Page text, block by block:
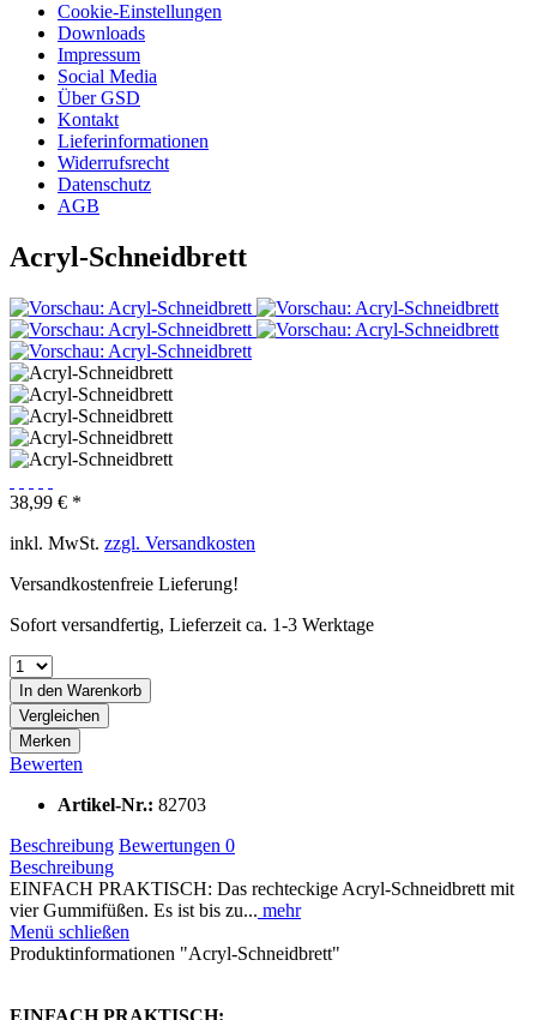
Cookie-Einstellungen
Downloads
Impressum
Social Media
Über GSD
Kontakt
Lieferinformationen
Widerrufsrecht
Datenschutz
AGB
Acryl-Schneidbrett
38,99 € *
inkl. MwSt. zzgl. Versandkosten
Versandkostenfreie Lieferung!
Sofort versandfertig, Lieferzeit ca. 1-3 Werktage
In den Warenkorb
Vergleichen
Merken
Bewerten
Artikel-Nr.: 82703
Beschreibung Bewertungen 0
Beschreibung
EINFACH PRAKTISCH: Das rechteckige Acryl-Schneidbrett mit
vier Gummifüßen. Es ist bis zu... mehr
Menü schließen
Produktinformationen "Acryl-Schneidbrett"
EINFACH PRAKTISCH: